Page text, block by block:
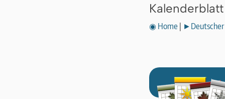
◉ Home ►Deutscher